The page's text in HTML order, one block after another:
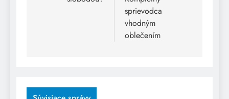
sprievodca
vhodným
oblečením